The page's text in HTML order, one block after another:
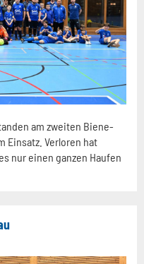
am zweiten Biene-
Einsatz. Verloren hat
nur einen ganzen Haufen